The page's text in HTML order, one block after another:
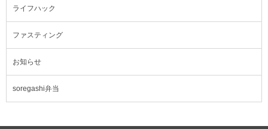
ライフハック
ファスティング
お知らせ
soregashi弁当